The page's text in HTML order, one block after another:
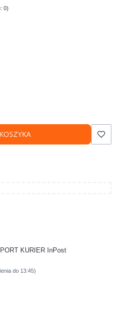
0)
KURIER InPost
do 13:45)